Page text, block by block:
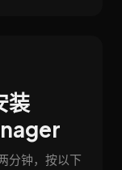
装
分钟，按以下